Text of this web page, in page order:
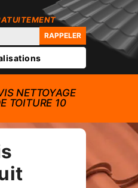
NETTOYAGE
TOITURE 10